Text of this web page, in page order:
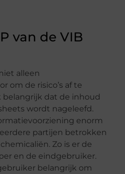
van de VIB
alleen
om de risico’s af te
belangrijk dat de inhoud
wordt nageleefd.
enorm
partijen betrokken
Zo is er de
en de eindgebruiker.
belangrijk om